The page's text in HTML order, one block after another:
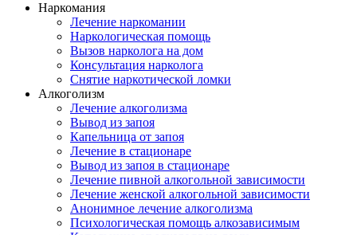
Наркомания
Лечение наркомании
Наркологическая помощь
Вызов нарколога на дом
Консультация нарколога
Снятие наркотической ломки
Алкоголизм
Лечение алкоголизма
Вывод из запоя
Капельница от запоя
Лечение в стационаре
Вывод из запоя в стационаре
Лечение пивной алкогольной зависимости
Лечение женской алкогольной зависимости
Анонимное лечение алкоголизма
Психологическая помощь алкозависимым